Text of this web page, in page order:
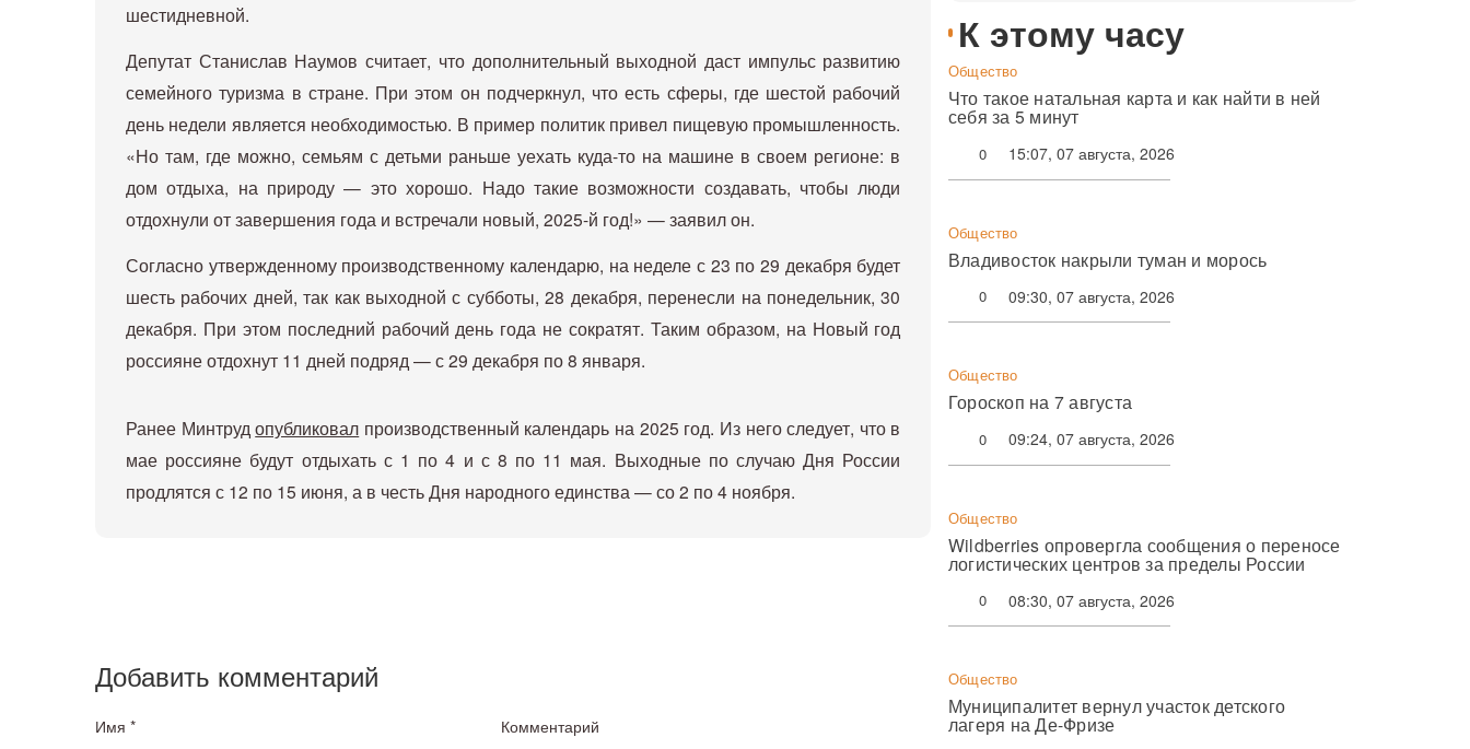
шестидневной.
Депутат Станислав Наумов считает, что дополнительный выходной даст импульс развитию
семейного туризма в стране. При этом он подчеркнул, что есть сферы, где шестой рабочий
день недели является необходимостью. В пример политик привел пищевую промышленность.
«Но там, где можно, семьям с детьми раньше уехать куда-то на машине в своем регионе: в
дом отдыха, на природу — это хорошо. Надо такие возможности создавать, чтобы люди
отдохнули от завершения года и встречали новый, 2025-й год!» — заявил он.
Согласно утвержденному производственному календарю, на неделе с 23 по 29 декабря будет
шесть рабочих дней, так как выходной с субботы, 28 декабря, перенесли на понедельник, 30
декабря. При этом последний рабочий день года не сократят. Таким образом, на Новый год
россияне отдохнут 11 дней подряд — с 29 декабря по 8 января.
Ранее Минтрудопубликовал производственный календарь на 2025 год. Из него следует, что в
мае россияне будут отдыхать с 1 по 4 и с 8 по 11 мая. Выходные по случаю Дня России
продлятся с 12 по 15 июня, а в честь Дня народного единства — со 2 по 4 ноября.
Добавить комментарий
Комментарий
Имя *
К этому часу
Общество
Что такое натальная карта и как найти в ней
себя за 5 минут
0 15:07, 07 августа, 2026
Общество
Владивосток накрыли туман и морось
0 09:30, 07 августа, 2026
Общество
Гороскоп на 7 августа
0 09:24, 07 августа, 2026
Общество
Wildberries опровергла сообщения о переносе
логистических центров за пределы России
0 08:30, 07 августа, 2026
Общество
Муниципалитет вернул участок детского
лагеря на Де-Фризе